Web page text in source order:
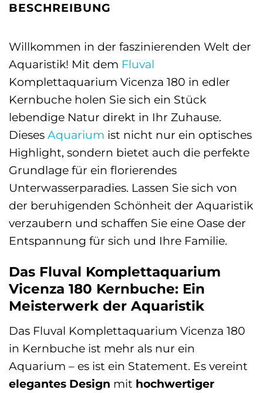
BESCHREIBUNG
Willkommen in der faszinierenden Welt der
Aquaristik! Mit dem Fluval
Komplettaquarium Vicenza 180 in edler
Kernbuche holen Sie sich ein Stück
lebendige Natur direkt in Ihr Zuhause.
Dieses Aquarium ist nicht nur ein optisches
Highlight, sondern bietet auch die perfekte
Grundlage für ein florierendes
Unterwasserparadies. Lassen Sie sich von
der beruhigenden Schönheit der Aquaristik
verzaubern und schaffen Sie eine Oase der
Entspannung für sich und Ihre Familie.
Das Fluval Komplettaquarium
Vicenza 180 Kernbuche: Ein
Meisterwerk der Aquaristik
Das Fluval Komplettaquarium Vicenza 180
in Kernbuche ist mehr als nur ein
Aquarium – es ist ein Statement. Es vereint
elegantes Design mit hochwertiger